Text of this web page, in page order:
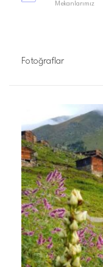
Mekanlarımız
Fotoğraflar